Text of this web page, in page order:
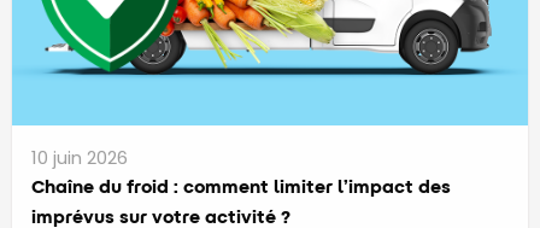
10 juin 2026
Chaîne du froid : comment limiter l’impact des
imprévus sur votre activité ?